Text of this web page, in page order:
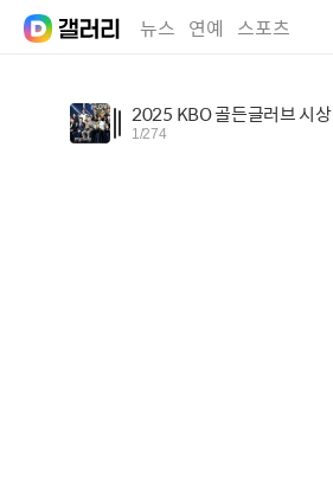
뉴스 연예 스포츠
2025 KBO 골든글러브 시
1/274